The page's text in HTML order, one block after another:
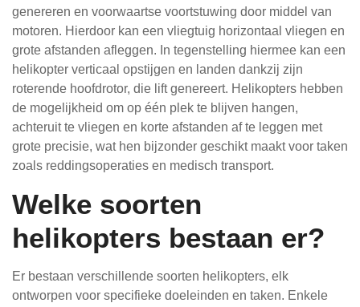
genereren en voorwaartse voortstuwing door middel van
motoren. Hierdoor kan een vliegtuig horizontaal vliegen en
grote afstanden afleggen. In tegenstelling hiermee kan een
helikopter verticaal opstijgen en landen dankzij zijn
roterende hoofdrotor, die lift genereert. Helikopters hebben
de mogelijkheid om op één plek te blijven hangen,
achteruit te vliegen en korte afstanden af te leggen met
grote precisie, wat hen bijzonder geschikt maakt voor taken
zoals reddingsoperaties en medisch transport.
Welke soorten
helikopters bestaan er?
Er bestaan verschillende soorten helikopters, elk
ontworpen voor specifieke doeleinden en taken. Enkele